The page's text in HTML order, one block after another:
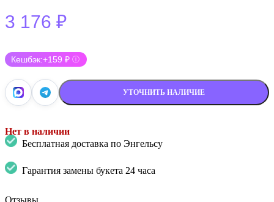
3 176 ₽
Кешбэк:+159 ₽ ⓘ
УТОЧНИТЬ НАЛИЧИЕ
Нет в наличии
Бесплатная доставка по Энгельсу
Гарантия замены букета 24 часа
Отзывы